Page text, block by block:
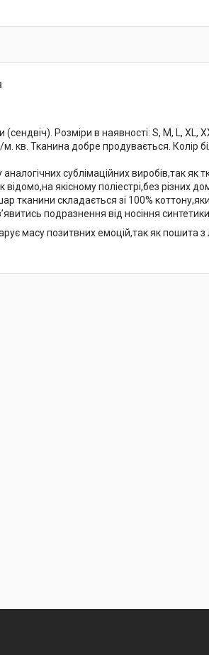
Розміри в наявності: S, M, L, XL,
кв. Тканина добре продувається. Колір
сублімаційних виробів,так як
якісному поліестрі,без різних
тканини складається зі 100%
подразнення від носіння синтетики.
масу позитвних емоцій,так як пошита